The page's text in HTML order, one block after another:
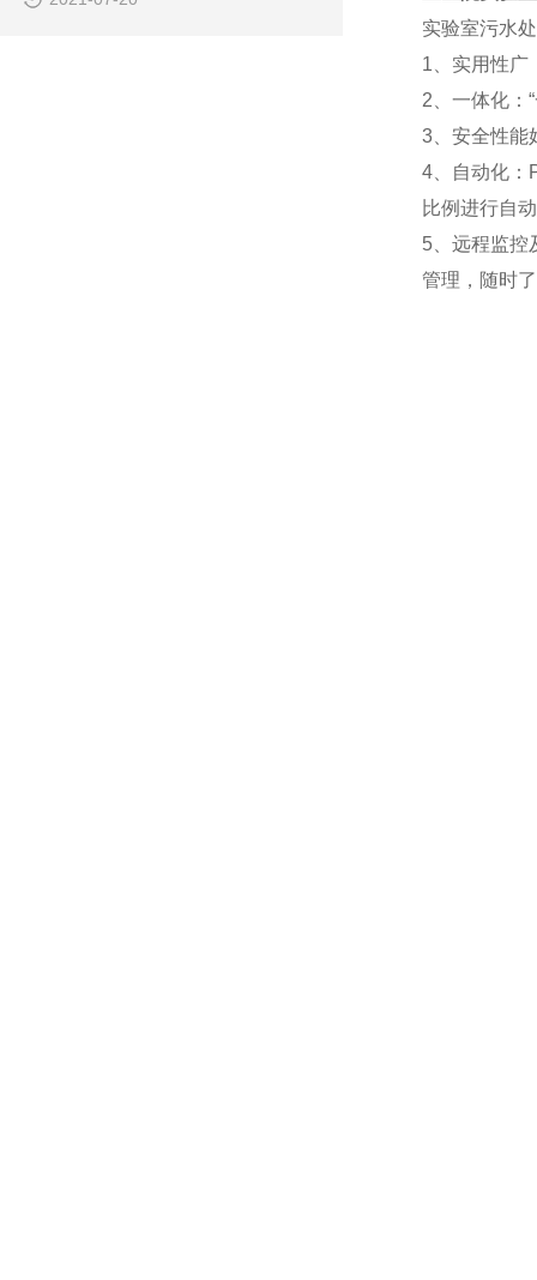
实验室污水
1、实用性广
2、一体化：
3、安全性能
4、自动化：
比例进行自
5、远程监控
管理，随时